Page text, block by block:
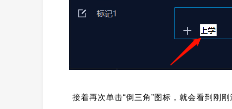
接着再次单击“倒三角”图标，就会看到刚